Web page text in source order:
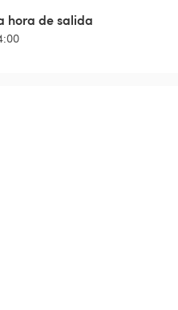
hora de salida